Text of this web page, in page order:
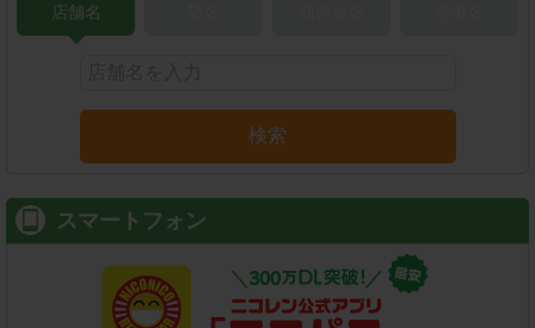
店舗名
検索
スマートフォン